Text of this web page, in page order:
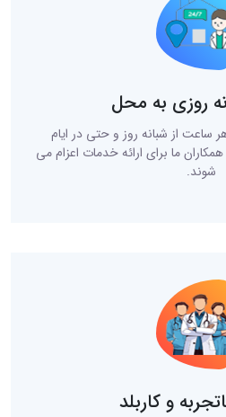
روزی به محل
ساعت از شبانه روز و حتی در ایام
ما برای ارائه خدمات اعزام می
شوند.
و کاربلد